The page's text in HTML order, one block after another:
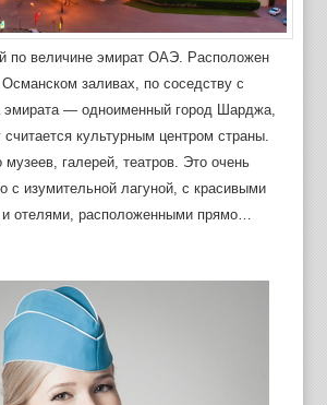
по величине эмират ОАЭ. Расположен
заливах, по соседству с
эмирата — одноименный город Шарджа,
считается культурным центром страны.
галерей, театров. Это очень
с изумительной лагуной, с красивыми
и отелями, расположенными прямо…